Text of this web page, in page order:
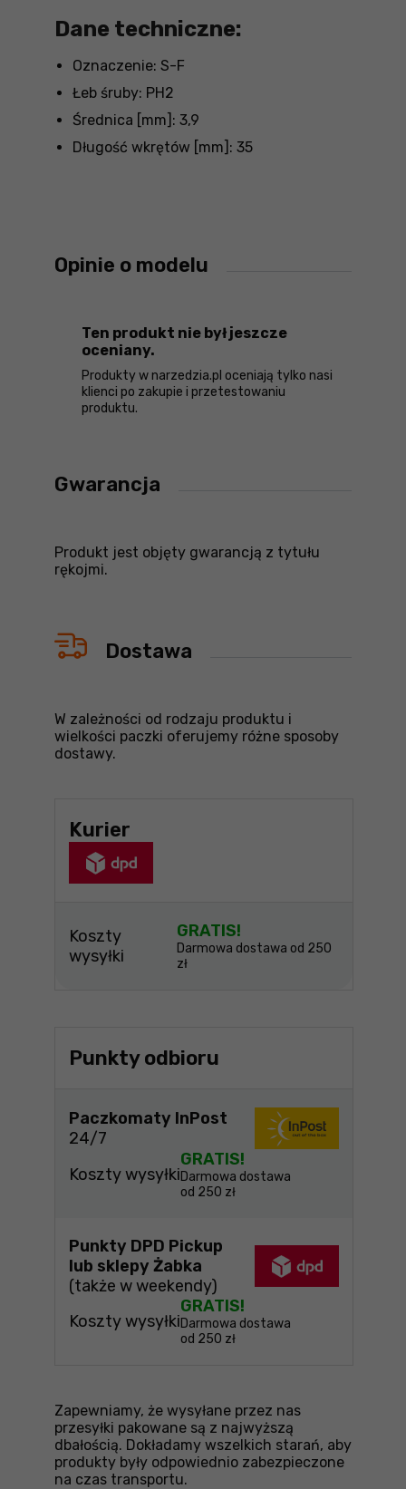
Dane techniczne:
Oznaczenie: S-F
Łeb śruby: PH2
Średnica [mm]: 3,9
Długość wkrętów [mm]: 35
Opinie o modelu
Ten produkt nie był jeszcze
oceniany.
Produkty w narzedzia.pl oceniają tylko nasi
klienci po zakupie i przetestowaniu
produktu.
Gwarancja
Produkt jest objęty gwarancją z tytułu
rękojmi.
Dostawa
W zależności od rodzaju produktu i
wielkości paczki oferujemy różne sposoby
dostawy.
Kurier
Koszty
wysyłki
GRATIS!
Darmowa dostawa od 250
zł
Punkty odbioru
Paczkomaty InPost
24/7
Koszty wysyłki
GRATIS!
Darmowa dostawa
od 250 zł
Punkty DPD Pickup
lub sklepy Żabka
(także w weekendy)
Koszty wysyłki
GRATIS!
Darmowa dostawa
od 250 zł
Zapewniamy, że wysyłane przez nas
przesyłki pakowane są z najwyższą
dbałością. Dokładamy wszelkich starań, aby
produkty były odpowiednio zabezpieczone
na czas transportu.